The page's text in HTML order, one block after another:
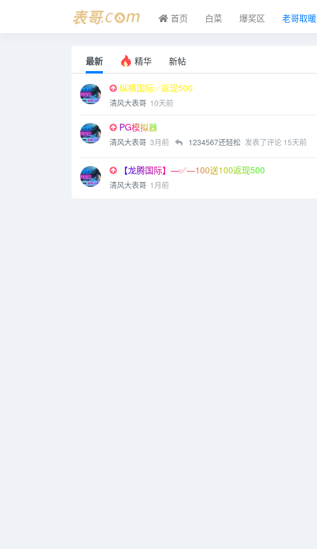
首页 白菜 爆奖区 老哥取暖
最新 精华 新帖
纵横国际✅返现500
清风大表哥 10天前
PG模拟器
清风大表哥 3月前 1234567还轻松 发表了评论15天前
【龙腾国际】—✅—100送100返现500
清风大表哥 1月前